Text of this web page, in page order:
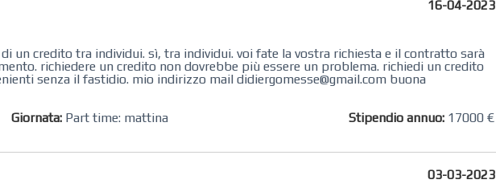
16-04-2023
un credito tra individui. sì, tra individui. voi fate la vostra richiesta e il contratto sarà
richiedere un credito non dovrebbe più essere un problema. richiedi un credito
senza il fastidio. mio indirizzo mail didiergomesse@gmail.com buona
Giornata: Part time: mattina Stipendio annuo: 17000 €
03-03-2023